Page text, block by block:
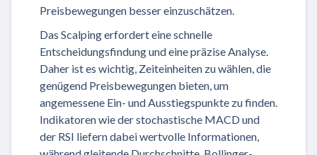
Preisbewegungen besser einzuschätzen.
Das Scalping erfordert eine schnelle
Entscheidungsfindung und eine präzise Analyse.
Daher ist es wichtig, Zeiteinheiten zu wählen, die
genügend Preisbewegungen bieten, um
angemessene Ein- und Ausstiegspunkte zu finden.
Indikatoren wie der stochastische MACD und
der RSI liefern dabei wertvolle Informationen,